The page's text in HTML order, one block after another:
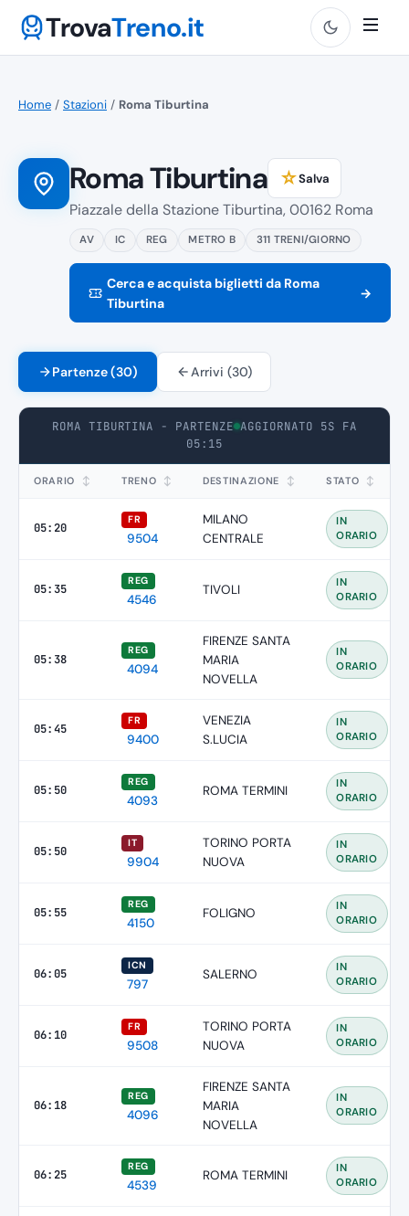
TrovaTreno.it
Home / Stazioni / Roma Tiburtina
Roma Tiburtina ☆Salva
Piazzale della Stazione Tiburtina, 00162 Roma
AV IC REG METRO B 311 TRENI/GIORNO
Cerca e acquista biglietti da Roma
Tiburtina
→
Partenze (30) Arrivi (30)
ROMA TIBURTINA - PARTENZE AGGIORNATO 5S FA
05:15
ORARIO ↕ TRENO ↕ DESTINAZIONE ↕ STATO ↕
05:20
FR
9504
MILANO
CENTRALE
IN
ORARIO
05:35
REG
4546
TIVOLI
IN
ORARIO
05:38
REG
4094
FIRENZE SANTA
MARIA
NOVELLA
IN
ORARIO
05:45
FR
9400
VENEZIA
S.LUCIA
IN
ORARIO
05:50
REG
4093
ROMA TERMINI
IN
ORARIO
05:50
IT
9904
TORINO PORTA
NUOVA
IN
ORARIO
05:55
REG
4150
FOLIGNO
IN
ORARIO
06:05
ICN
797
SALERNO
IN
ORARIO
06:10
FR
9508
TORINO PORTA
NUOVA
IN
ORARIO
06:18
REG
4096
FIRENZE SANTA
MARIA
NOVELLA
IN
ORARIO
06:25
REG
4539
ROMA TERMINI
IN
ORARIO